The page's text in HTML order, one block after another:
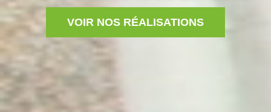
VOIR NOS RÉALISATIONS